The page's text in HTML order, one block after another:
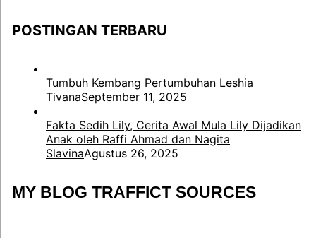
POSTINGAN TERBARU
Tumbuh Kembang Pertumbuhan Leshia
TivanaSeptember 11, 2025
Fakta Sedih Lily, Cerita Awal Mula Lily Dijadikan
Anak oleh Raffi Ahmad dan Nagita
SlavinaAgustus 26, 2025
MY BLOG TRAFFICT SOURCES